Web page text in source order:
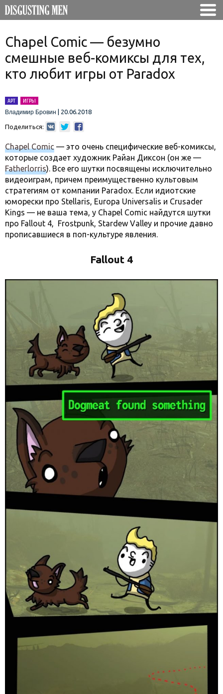
Chapel Comic — безумно
смешные веб-комиксы для тех,
кто любит игры от Paradox
АРТ
ИГРЫ
Владимир Бровин
20.06.2018
Поделиться:
Chapel Comic — это очень специфические веб-комиксы,
которые создает художник Райан Диксон (он же —
Fatherlorris). Все его шутки посвящены исключительно
видеоиграм, причем преимущественно культовым
стратегиям от компании Paradox. Если идиотские
юморески про Stellaris, Europa Universalis и Crusader
Kings — не ваша тема, у Chapel Comic найдутся шутки
про Fallout 4, Frostpunk, Stardew Valley и прочие давно
прописавшиеся в поп-культуре явления.
Fallout 4